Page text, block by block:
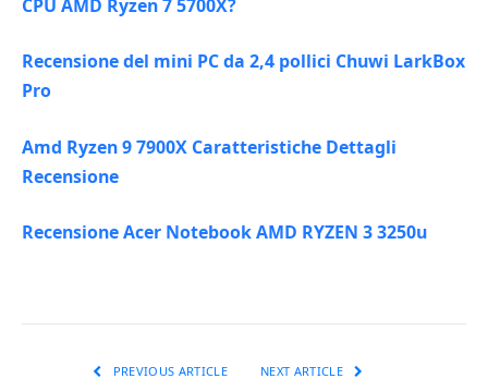
CPU AMD Ryzen 7 5700X?
Recensione del mini PC da 2,4 pollici Chuwi LarkBox
Pro
Amd Ryzen 9 7900X Caratteristiche Dettagli
Recensione
Recensione Acer Notebook AMD RYZEN 3 3250u
PREVIOUS ARTICLE NEXT ARTICLE